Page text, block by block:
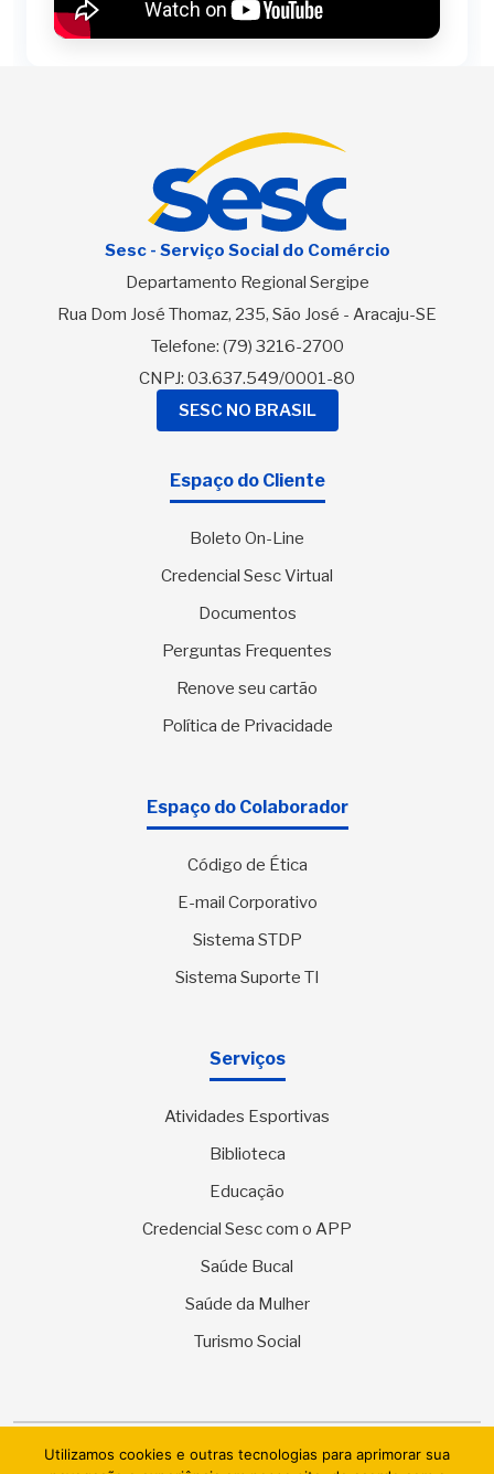
Sesc - Serviço Social do Comércio
Departamento Regional Sergipe
Rua Dom José Thomaz, 235, São José - Aracaju-SE
Telefone: (79) 3216-2700
CNPJ: 03.637.549/0001-80
SESC NO BRASIL
Espaço do Cliente
Boleto On-Line
Credencial Sesc Virtual
Documentos
Perguntas Frequentes
Renove seu cartão
Política de Privacidade
Espaço do Colaborador
Código de Ética
E-mail Corporativo
Sistema STDP
Sistema Suporte TI
Serviços
Atividades Esportivas
Biblioteca
Educação
Credencial Sesc com o APP
Saúde Bucal
Saúde da Mulher
Turismo Social
© 2026 SESC Sergipe - Serviço Social do Comércio. Todos os
Utilizamos cookies e outras tecnologias para aprimorar sua